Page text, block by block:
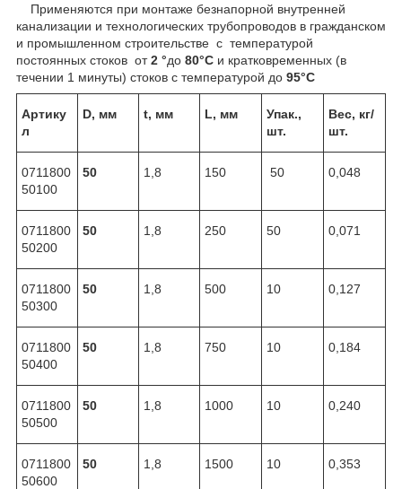
Применяются при монтаже безнапорной внутренней
канализации и технологических трубопроводов в гражданском
и промышленном строительстве с температурой
постоянных стоков от2 °до 80°С и кратковременных (в
течении 1 минуты) стоков с температурой до 95°С
Артику
л
D, мм t, мм L, мм
Упак.,
шт.
Вес, кг/
шт.
0711800
50100
50 1,8 150 50 0,048
0711800
50200
50 1,8 250 50 0,071
0711800
50300
50 1,8 500 10 0,127
0711800
50400
50 1,8 750 10 0,184
0711800
50500
50 1,8 1000 10 0,240
0711800
50600
50 1,8 1500 10 0,353